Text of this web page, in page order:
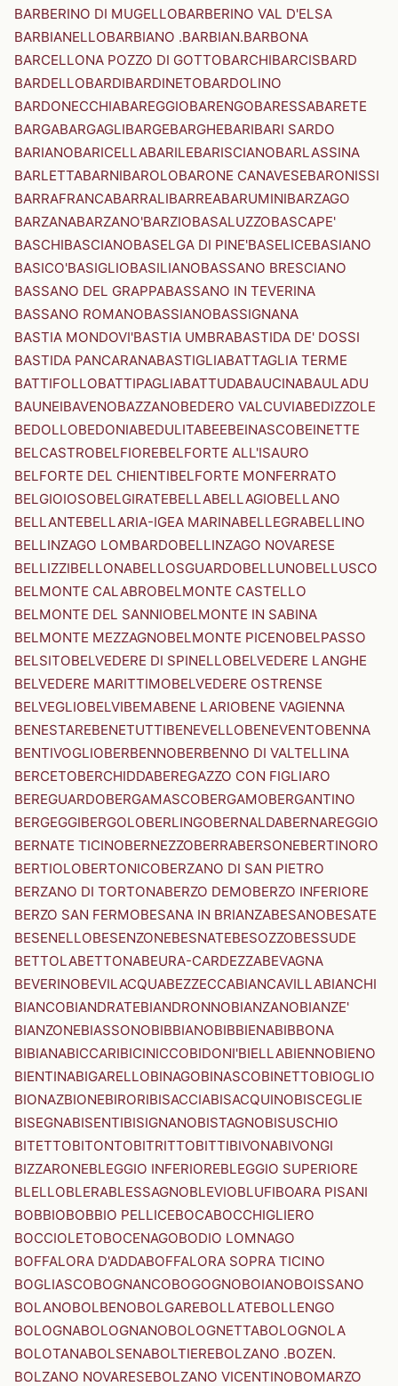
BARBERINO DI MUGELLOBARBERINO VAL D'ELSA
BARBIANELLOBARBIANO .BARBIAN.BARBONA
BARCELLONA POZZO DI GOTTOBARCHIBARCISBARD
BARDELLOBARDIBARDINETOBARDOLINO
BARDONECCHIABAREGGIOBARENGOBARESSABARETE
BARGABARGAGLIBARGEBARGHEBARIBARI SARDO
BARIANOBARICELLABARILEBARISCIANOBARLASSINA
BARLETTABARNIBAROLOBARONE CANAVESEBARONISSI
BARRAFRANCABARRALIBARREABARUMINIBARZAGO
BARZANABARZANO'BARZIOBASALUZZOBASCAPE'
BASCHIBASCIANOBASELGA DI PINE'BASELICEBASIANO
BASICO'BASIGLIOBASILIANOBASSANO BRESCIANO
BASSANO DEL GRAPPABASSANO IN TEVERINA
BASSANO ROMANOBASSIANOBASSIGNANA
BASTIA MONDOVI'BASTIA UMBRABASTIDA DE' DOSSI
BASTIDA PANCARANABASTIGLIABATTAGLIA TERME
BATTIFOLLOBATTIPAGLIABATTUDABAUCINABAULADU
BAUNEIBAVENOBAZZANOBEDERO VALCUVIABEDIZZOLE
BEDOLLOBEDONIABEDULITABEEBEINASCOBEINETTE
BELCASTROBELFIOREBELFORTE ALL'ISAURO
BELFORTE DEL CHIENTIBELFORTE MONFERRATO
BELGIOIOSOBELGIRATEBELLABELLAGIOBELLANO
BELLANTEBELLARIA-IGEA MARINABELLEGRABELLINO
BELLINZAGO LOMBARDOBELLINZAGO NOVARESE
BELLIZZIBELLONABELLOSGUARDOBELLUNOBELLUSCO
BELMONTE CALABROBELMONTE CASTELLO
BELMONTE DEL SANNIOBELMONTE IN SABINA
BELMONTE MEZZAGNOBELMONTE PICENOBELPASSO
BELSITOBELVEDERE DI SPINELLOBELVEDERE LANGHE
BELVEDERE MARITTIMOBELVEDERE OSTRENSE
BELVEGLIOBELVIBEMABENE LARIOBENE VAGIENNA
BENESTAREBENETUTTIBENEVELLOBENEVENTOBENNA
BENTIVOGLIOBERBENNOBERBENNO DI VALTELLINA
BERCETOBERCHIDDABEREGAZZO CON FIGLIARO
BEREGUARDOBERGAMASCOBERGAMOBERGANTINO
BERGEGGIBERGOLOBERLINGOBERNALDABERNAREGGIO
BERNATE TICINOBERNEZZOBERRABERSONEBERTINORO
BERTIOLOBERTONICOBERZANO DI SAN PIETRO
BERZANO DI TORTONABERZO DEMOBERZO INFERIORE
BERZO SAN FERMOBESANA IN BRIANZABESANOBESATE
BESENELLOBESENZONEBESNATEBESOZZOBESSUDE
BETTOLABETTONABEURA-CARDEZZABEVAGNA
BEVERINOBEVILACQUABEZZECCABIANCAVILLABIANCHI
BIANCOBIANDRATEBIANDRONNOBIANZANOBIANZE'
BIANZONEBIASSONOBIBBIANOBIBBIENABIBBONA
BIBIANABICCARIBICINICCOBIDONI'BIELLABIENNOBIENO
BIENTINABIGARELLOBINAGOBINASCOBINETTOBIOGLIO
BIONAZBIONEBIRORIBISACCIABISACQUINOBISCEGLIE
BISEGNABISENTIBISIGNANOBISTAGNOBISUSCHIO
BITETTOBITONTOBITRITTOBITTIBIVONABIVONGI
BIZZARONEBLEGGIO INFERIOREBLEGGIO SUPERIORE
BLELLOBLERABLESSAGNOBLEVIOBLUFIBOARA PISANI
BOBBIOBOBBIO PELLICEBOCABOCCHIGLIERO
BOCCIOLETOBOCENAGOBODIO LOMNAGO
BOFFALORA D'ADDABOFFALORA SOPRA TICINO
BOGLIASCOBOGNANCOBOGOGNOBOIANOBOISSANO
BOLANOBOLBENOBOLGAREBOLLATEBOLLENGO
BOLOGNABOLOGNANOBOLOGNETTABOLOGNOLA
BOLOTANABOLSENABOLTIEREBOLZANO .BOZEN.
BOLZANO NOVARESEBOLZANO VICENTINOBOMARZO